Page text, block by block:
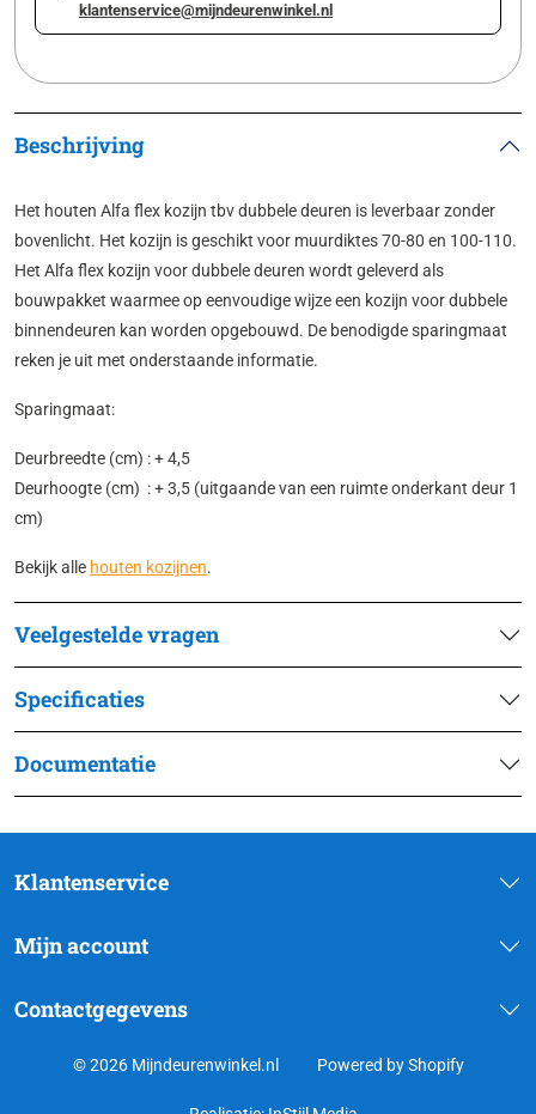
klantenservice@mijndeurenwinkel.nl
Beschrijving
Het houten Alfa flex kozijn tbv dubbele deuren is leverbaar zonder
bovenlicht. Het kozijn is geschikt voor muurdiktes 70-80 en 100-110.
Het Alfa flex kozijn voor dubbele deuren wordt geleverd als
bouwpakket waarmee op eenvoudige wijze een kozijn voor dubbele
binnendeuren kan worden opgebouwd. De benodigde sparingmaat
reken je uit met onderstaande informatie.
Sparingmaat:
Deurbreedte (cm) : + 4,5
Deurhoogte (cm) : + 3,5 (uitgaande van een ruimte onderkant deur 1
cm)
Bekijk alle houten kozijnen.
Veelgestelde vragen
Specificaties
Documentatie
Klantenservice
Mijn account
Contactgegevens
© 2026 Mijndeurenwinkel.nl Powered by Shopify